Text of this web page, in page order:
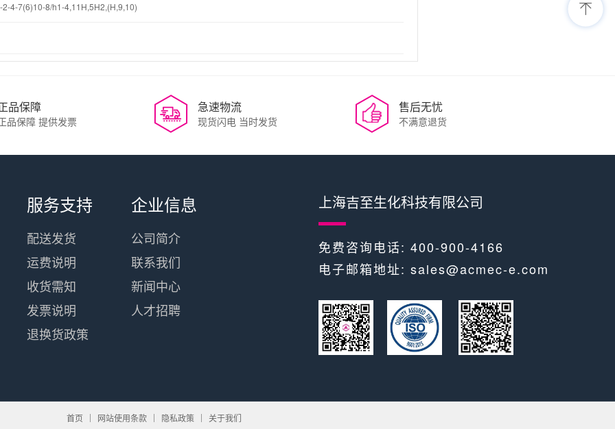
4-7(6)10-8/h1-4,11H,5H2,(H,9,10)
品保障
品保障 提供发票
急速物流
现货闪电 当时发货
售后无忧
不满意退货
服务支持
配送发货
运费说明
收货需知
发票说明
退换货政策
企业信息
公司简介
联系我们
新闻中心
人才招聘
上海吉至生化科技有限公司
免费咨询电话: 400-900-4166
电子邮箱地址: sales@acmec-e.com
首页 网站使用条款 隐私政策 关于我们